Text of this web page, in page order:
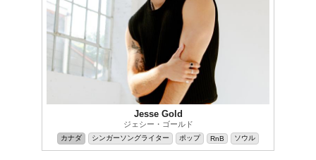
Jesse Gold
ジェシー・ゴールド
カナダ シンガーソングライター ポップ RnB ソウル